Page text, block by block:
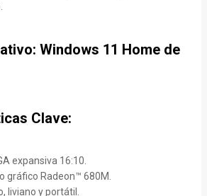
Windows 11 Home de
Clave:
expansiva 16:10.
gráfico Radeon™ 680M.
liviano y portátil.